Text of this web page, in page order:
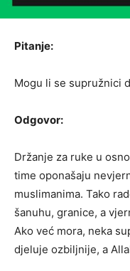
Pitanje:
Mogu li se supružnici
Odgovor:
Držanje za ruke u
time oponašaju
muslimanima. Tako
šanuhu, granice, a
Ako već mora, neka
djeluje ozbiljnije, a